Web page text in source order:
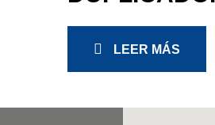
LEER MÁS